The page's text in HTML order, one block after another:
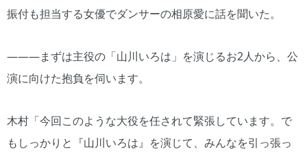
振付も担当する女優でダンサーの相原愛に話を聞いた。
―――まずは主役の「山川いろは」を演じるお2人から、公
演に向けた抱負を伺います。
木村「今回このような大役を任されて緊張しています。で
もしっかりと『山川いろは』を演じて、みんなを引っ張っ